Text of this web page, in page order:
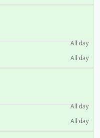
All day
All day
All day
All day